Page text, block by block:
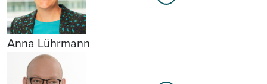
Anna Lührmann